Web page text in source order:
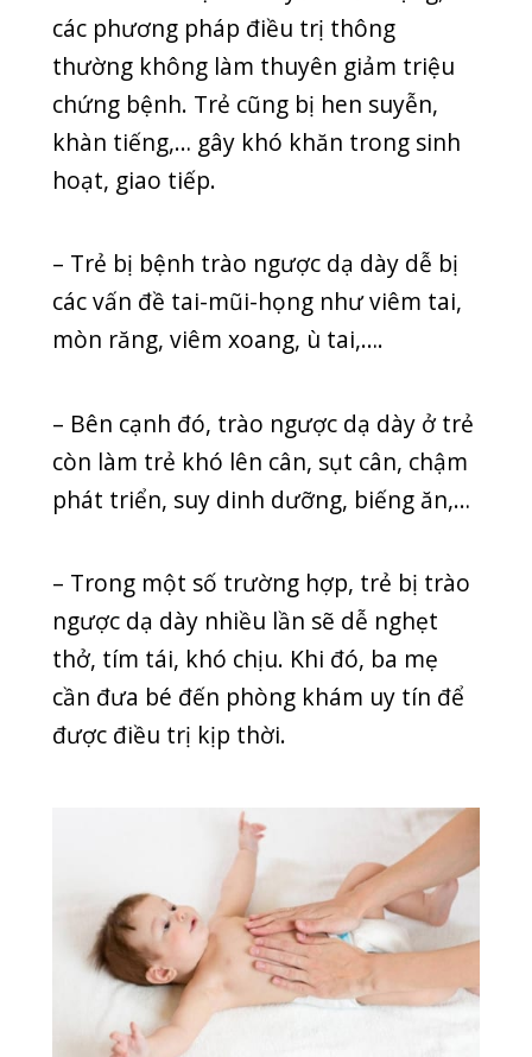
Chăm sóc trẻ trào ngược dạ dày thực
quản ở trẻ sơ sinh như thế nào?
đoạn đầu đời. Hiện tượng này sẽ tự
khỏi theo thời gian, không để lại biến
chứng nặng nề. Tuy nhiên, ba mẹ có
thể thực hiện cách sau đây để bé cảm
– Với trẻ bú trực tiếp:cho trẻ bú vú bên
trái trước, lượng sữa trong dạ dày ít
nên có thể nằm nghiên phải. Sau khi
dạ dày nhiều sữa, mẹ chuyển sang cho
bé vú bên phải, bé nghiêng bên trái để
cha mẹ nên đặt bình
sao cho núm vú luôn đầy sữa và tránh
cho bé bú khi đang quấy khóc. Khi bé
bú xong, ba mẹ nên bế trẻ ở tư thế
thẳng trong 15-20 phút. Cha mẹ có thể
giúp bé ợ hơi bằng cách đặt ngực bé áp
vào một bên ngực mẹ, mặt bé kề lên